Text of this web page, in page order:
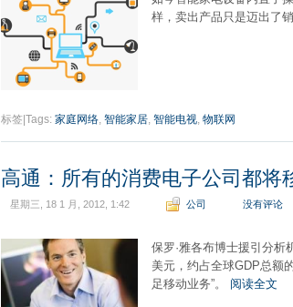
样，卖出产品只是迈出了
标签|Tags: 家庭网络, 智能家居, 智能电视, 物联网
高通：所有的消费电子公司都将
星期三, 18 1 月, 2012, 1:42 公司 没有评论
保罗·雅各布博士援引分析
美元，约占全球GDP总额
足移动业务”。 阅读全文